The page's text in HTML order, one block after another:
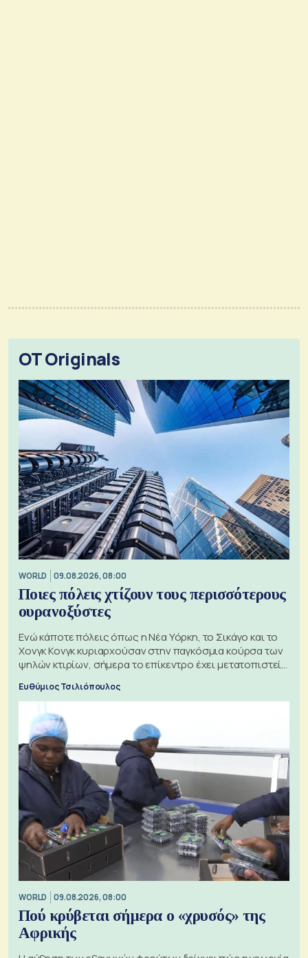
OT Originals
WORLD 09.08.2026, 08:00
Ποιες πόλεις χτίζουν τους περισσότερους
ουρανοξύστες
Ενώ κάποτε πόλεις όπως η Νέα Υόρκη, το Σικάγο και το
Χονγκ Κονγκ κυριαρχούσαν στην παγκόσμια κούρσα των
ψηλών κτιρίων, σήμερα το επίκεντρο έχει μετατοπιστεί
Ευθύμιος Τσιλιόπουλος
WORLD 09.08.2026, 08:00
Πού κρύβεται σήμερα ο «χρυσός» της
Αφρικής